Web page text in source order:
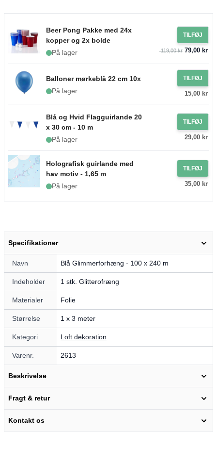
Beer Pong Pakke med 24x
kopper og 2x bolde
På lager
TILFØJ
119,00 kr79,00 kr
Balloner mørkeblå 22 cm 10x
På lager
TILFØJ
15,00 kr
Blå og Hvid Flagguirlande 20
x 30 cm - 10 m
På lager
TILFØJ
29,00 kr
Holografisk guirlande med
hav motiv - 1,65 m
På lager
TILFØJ
35,00 kr
Specifikationer
Navn Blå Glimmerforhæng - 100 x 240 m
Indeholder 1 stk. Glitterofræng
Materialer Folie
Størrelse 1 x 3 meter
Kategori Loft dekoration
Varenr. 2613
Beskrivelse
Fragt & retur
Kontakt os